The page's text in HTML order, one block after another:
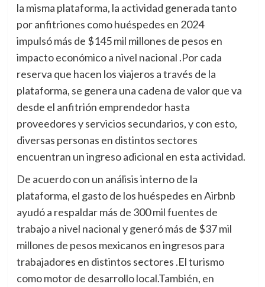
la misma plataforma, la actividad generada tanto
por anfitriones como huéspedes en 2024
impulsó más de $145 mil millones de pesos en
impacto económico a nivel nacional .Por cada
reserva que hacen los viajeros a través de la
plataforma, se genera una cadena de valor que va
desde el anfitrión emprendedor hasta
proveedores y servicios secundarios, y con esto,
diversas personas en distintos sectores
encuentran un ingreso adicional en esta actividad.
De acuerdo con un análisis interno de la
plataforma, el gasto de los huéspedes en Airbnb
ayudó a respaldar más de 300 mil fuentes de
trabajo a nivel nacional y generó más de $37 mil
millones de pesos mexicanos en ingresos para
trabajadores en distintos sectores .El turismo
como motor de desarrollo local.También, en